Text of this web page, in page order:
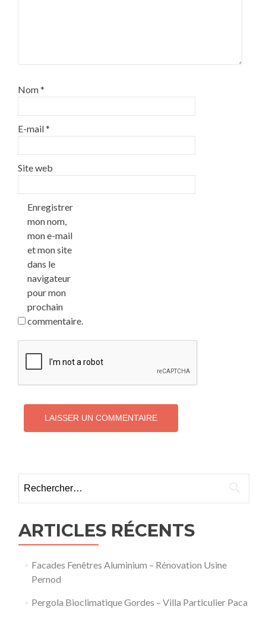
Nom*
E-mail*
Site web
Enregistrer
mon nom,
mon e-mail
et mon site
dans le
navigateur
pour mon
prochain
commentaire.
ARTICLES RÉCENTS
Facades Fenêtres Aluminium – Rénovation Usine
Pernod
Pergola Bioclimatique Gordes – Villa Particulier Paca